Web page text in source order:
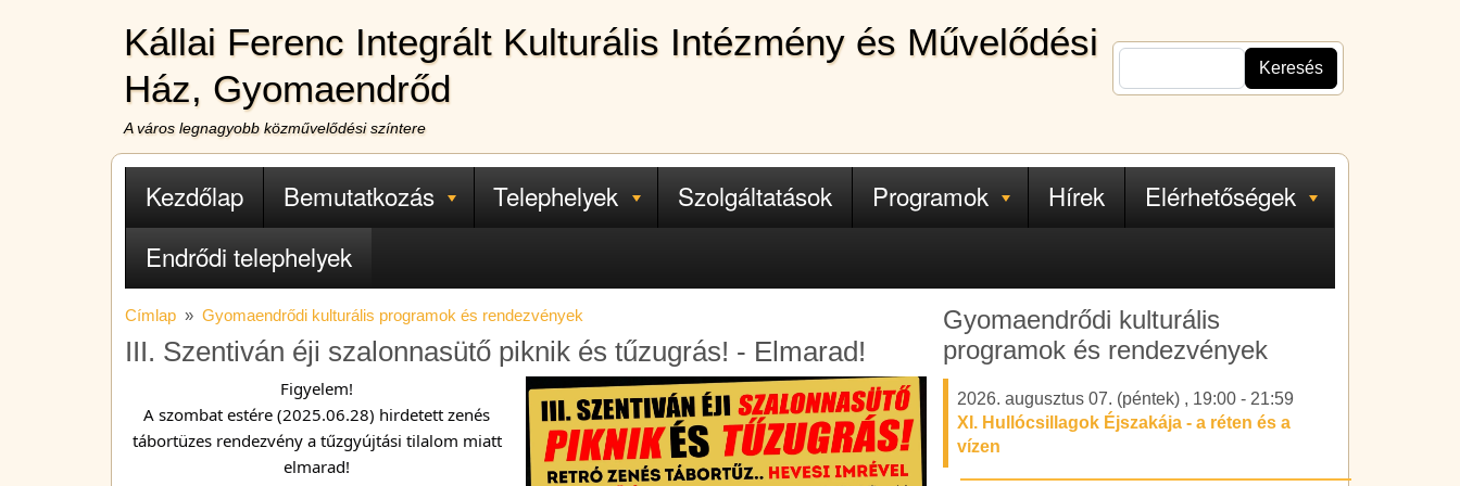
Kállai Ferenc Integrált Kulturális Intézmény és Művelődési
Ház, Gyomaendrőd
A város legnagyobb közművelődési színtere
Fő navigáció
Kezdőlap Bemutatkozás Telephelyek Szolgáltatások Programok Hírek
Elérhetőségek
Endrődi telephelyek
Címlap Gyomaendrődi kulturális programok és rendezvények
III. Szentiván éji szalonnasütő piknik és tűzugrás! - Elmarad!
Figyelem!
A szombat estére (2025.06.28) hirdetett zenés
tábortüzes rendezvény a tűzgyújtási tilalom miatt
elmarad!
Gyomaendrődi kulturális
programok és rendezvények
2026. augusztus 07. (péntek) , 19:00 - 21:59
XI. Hullócsillagok Éjszakája - a réten és a
vízen